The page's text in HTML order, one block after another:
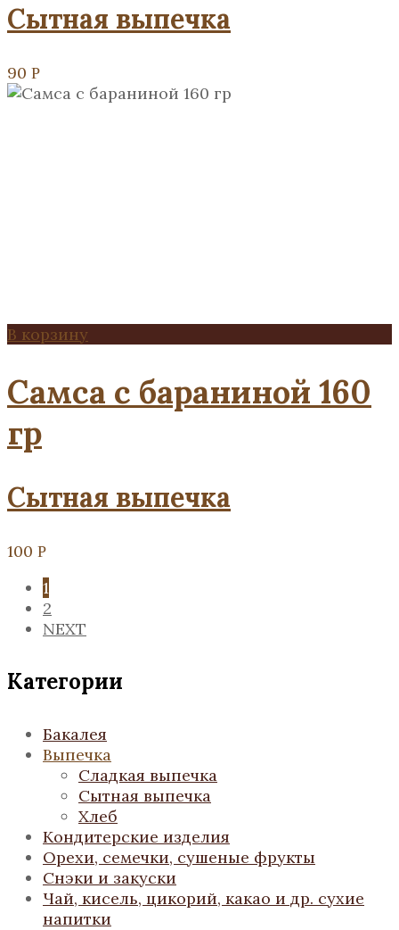
Сытная выпечка
90 Р
В корзину
Самса с бараниной 160
гр
Сытная выпечка
100 Р
1
2
NEXT
Категории
Бакалея
Выпечка
Сладкая выпечка
Сытная выпечка
Хлеб
Кондитерские изделия
Орехи, семечки, сушеные фрукты
Снэки и закуски
Чай, кисель, цикорий, какао и др. сухие
напитки